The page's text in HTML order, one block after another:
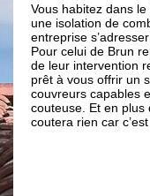
dans le 66600 et vous
de comble ? Penser
et quel est le
Brun renovation situé à
reste stable et
un service de qualité
et tout cela avec
en plus de ça, leur
c’est la société qui